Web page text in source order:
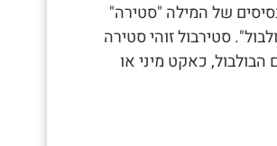
של המילה "סטירה"
סטירבול זוהי סטירה
הבולבול, כאקט מיני או